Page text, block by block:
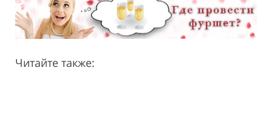
Читайте также: